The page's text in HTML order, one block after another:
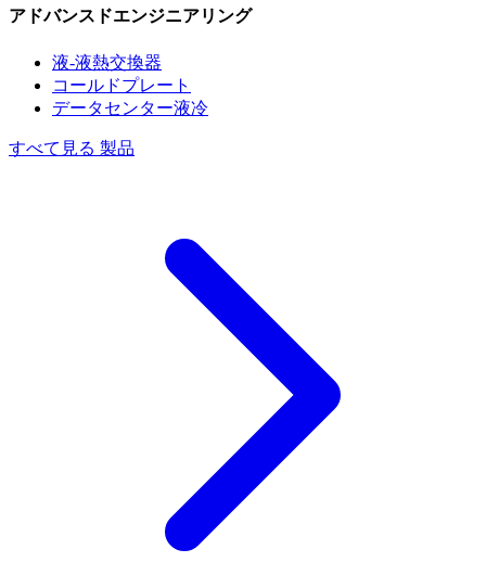
アドバンスドエンジニアリング
液-液熱交換器
コールドプレート
データセンター液冷
すべて見る 製品